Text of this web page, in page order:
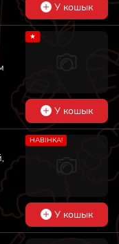
У кошык
★
У кошык
НАВIНКА!
У кошык